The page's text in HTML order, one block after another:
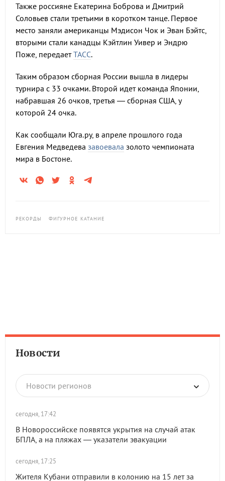
Также россияне Екатерина Боброва и Дмитрий
Соловьев стали третьими в коротком танце. Первое
место заняли американцы Мэдисон Чок и Эван Бэйтс,
вторыми стали канадцы Кэйтлин Уивер и Эндрю
Поже, передаетТАСС.
Таким образом сборная России вышла в лидеры
турнира с 33 очками. Второй идет команда Японии,
набравшая 26 очков, третья — сборная США, у
которой 24 очка.
Как сообщали Юга.ру, в апреле прошлого года
Евгения Медведева завоевала золото чемпионата
мира в Бостоне.
РЕКОРДЫ ФИГУРНОЕ КАТАНИЕ
Новости
Новости регионов
сегодня, 17:42
В Новороссийске появятся укрытия на случай атак
БПЛА, а на пляжах — указатели эвакуации
сегодня, 17:25
Жителя Кубани отправили в колонию на 15 лет за